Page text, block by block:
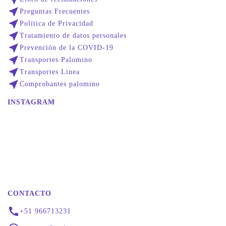
near_me Preguntas Frecuentes
near_me Política de Privacidad
near_me Tratamiento de datos personales
near_me Prevención de la COVID-19
near_me Transportes Palomino
near_me Transportes Linea
near_me Comprobantes palomino
INSTAGRAM
CONTACTO
call +51 966713231